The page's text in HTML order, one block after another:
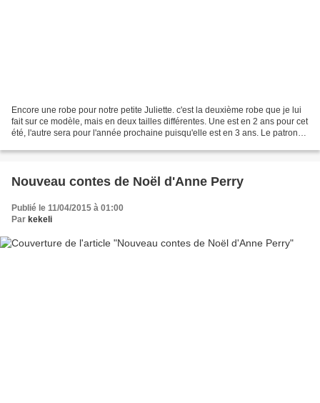
Encore une robe pour notre petite Juliette. c'est la deuxième robe que je lui
fait sur ce modèle, mais en deux tailles différentes. Une est en 2 ans pour cet
été, l'autre sera pour l'année prochaine puisqu'elle est en 3 ans. Le patron
Nouveau contes de Noël d'Anne Perry
Publié le 11/04/2015 à 01:00
Par kekeli